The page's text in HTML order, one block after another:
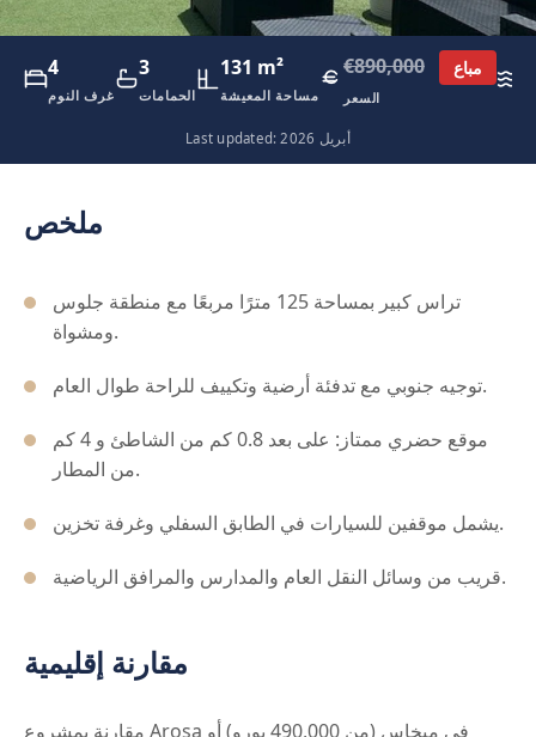
4
غرف النوم
3
الحمامات
131 m²
مساحة المعيشة
€890,000 مباع
السعر
Last updated: أبريل 2026
ملخص
تراس كبير بمساحة 125 مترًا مربعًا مع منطقة جلوس
ومشواة.
توجيه جنوبي مع تدفئة أرضية وتكييف للراحة طوال العام.
موقع حضري ممتاز: على بعد 0.8 كم من الشاطئ و 4 كم
من المطار.
يشمل موقفين للسيارات في الطابق السفلي وغرفة تخزين.
قريب من وسائل النقل العام والمدارس والمرافق الرياضية.
مقارنة إقليمية
مقارنة بمشروع Arosa في ميخاس (من 490,000 يورو) أو